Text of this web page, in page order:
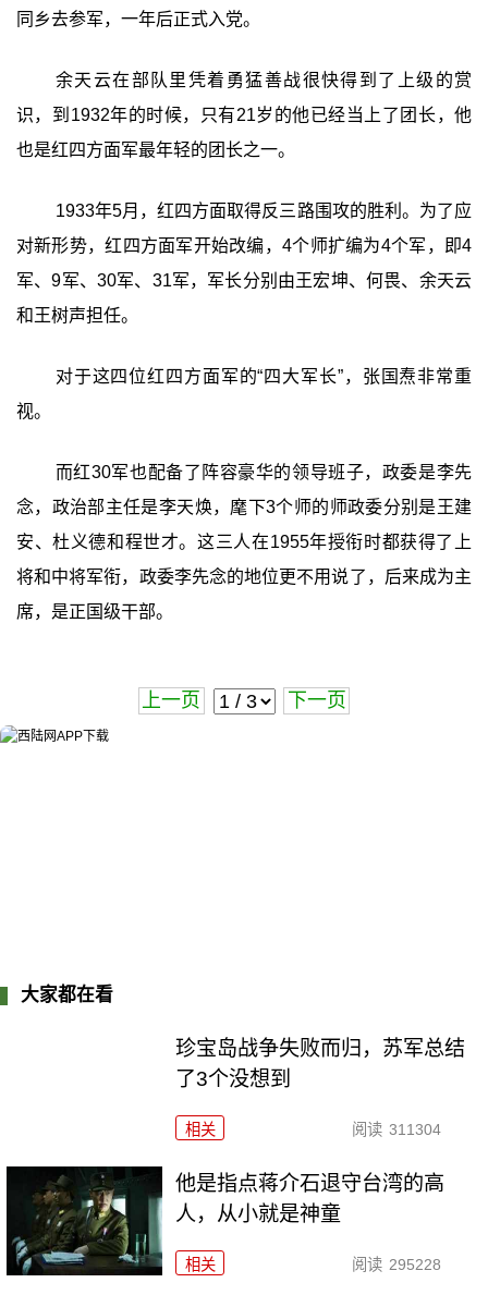
同乡去参军，一年后正式入党。
余天云在部队里凭着勇猛善战很快得到了上级的赏
识，到1932年的时候，只有21岁的他已经当上了团长，他
也是红四方面军最年轻的团长之一。
1933年5月，红四方面取得反三路围攻的胜利。为了应
对新形势，红四方面军开始改编，4个师扩编为4个军，即4
军、9军、30军、31军，军长分别由王宏坤、何畏、余天云
和王树声担任。
对于这四位红四方面军的“四大军长”，张国焘非常重
视。
而红30军也配备了阵容豪华的领导班子，政委是李先
念，政治部主任是李天焕，麾下3个师的师政委分别是王建
安、杜义德和程世才。这三人在1955年授衔时都获得了上
将和中将军衔，政委李先念的地位更不用说了，后来成为主
席，是正国级干部。
上一页 下一页
大家都在看
珍宝岛战争失败而归，苏军总结
了3个没想到
相关 阅读 311304
他是指点蒋介石退守台湾的高
人，从小就是神童
相关 阅读 295228